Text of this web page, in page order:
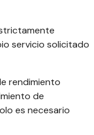
servicio solicitado
rendimiento
de
es necesario